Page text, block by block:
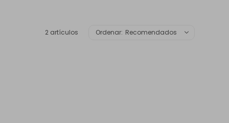
2 artículos Recomendados